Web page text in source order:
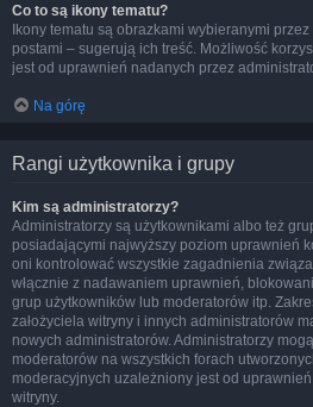
Co to są ikony tematu?
Ikony tematu są obrazkami wybieranymi
postami – sugerują ich treść. Możliwość
jest od uprawnień nadanych przez
Na górę
Rangi użytkownika i grupy
Kim są administratorzy?
Administratorzy są użytkownikami albo też
posiadającymi najwyższy poziom uprawnień
oni kontrolować wszystkie zagadnienia
włącznie z nadawaniem uprawnień,
grup użytkowników lub moderatorów itp.
założyciela witryny i innych administratorów
nowych administratorów. Administratorzy
moderatorów na wszystkich forach
moderacyjnych uzależniony jest od
witryny.